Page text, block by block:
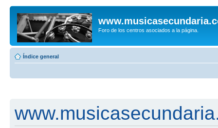
Foro de los centros asociados a la página.
Índice general